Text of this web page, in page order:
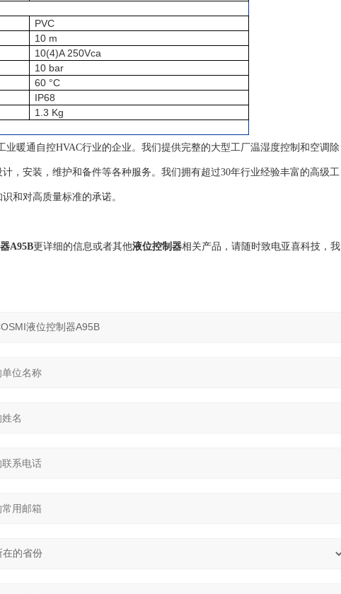
PVC
10 m
10(4)A 250Vca
10 bar
60 °C
IP68
1.3 Kg
业暖通自控HVAC行业的企业。我们提供完整的大型工厂温湿度控制和空调除
，安装，维护和备件等各种服务。我们拥有超过30年行业经验丰富的高级工
和对高质量标准的承诺。
A95B更详细的信息或者其他液位控制器相关产品，请随时致电亚喜科技，我